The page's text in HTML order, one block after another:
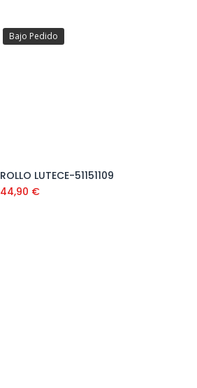
Bajo Pedido
ROLLO LUTECE-51151109
44,90 €